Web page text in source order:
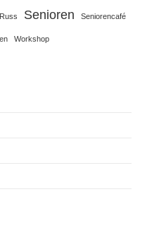
Russ Senioren Seniorencafé
Workshop